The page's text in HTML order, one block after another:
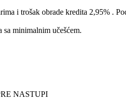
kredita 2,95% . Podnosenje
minimalnim učešćem.
NASTUPI